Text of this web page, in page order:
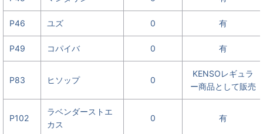
P46 ユズ 0 有
P49 コパイバ 0 有
P83 ヒソップ 0
KENSOレギュラ
ー商品として販売
P102
ラベンダーストエ
カス
0 有